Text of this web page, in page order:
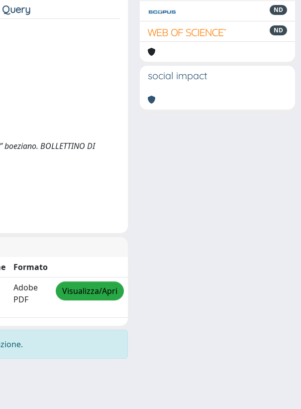
BOLLETTINO DI
Formato
Adobe
PDF
Visualizza/Apri
ND
ND
social impact